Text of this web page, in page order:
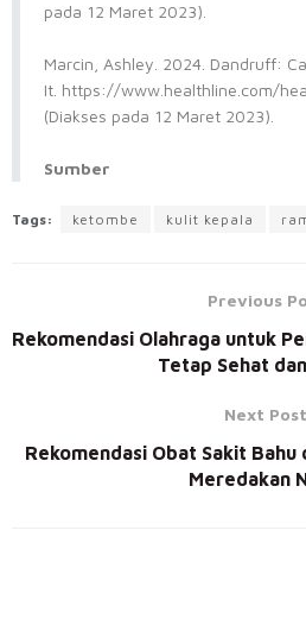
pada 12 Maret 2023).
Marcin, Ashley. 2024. Dandruff:
It. https://www.healthline.com/
(Diakses pada 12 Maret 2023).
Sumber
Tags: ketombe kulit kepala
Previous
Rekomendasi Olahraga untuk
Tetap Sehat
Next Post
Rekomendasi Obat Sakit
Meredakan